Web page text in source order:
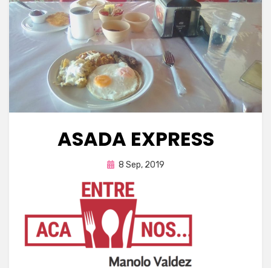
ASADA EXPRESS
porEnrique
Publicada
8 Sep, 2019